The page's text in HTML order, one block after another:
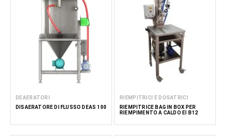
DEAERATORI
DISAERATORE DI FLUSSO DEAS 100
RIEMPITRICI E DOSATRICI
RIEMPITRICE BAG IN BOX PER
RIEMPIMENTO A CALDO EI B12